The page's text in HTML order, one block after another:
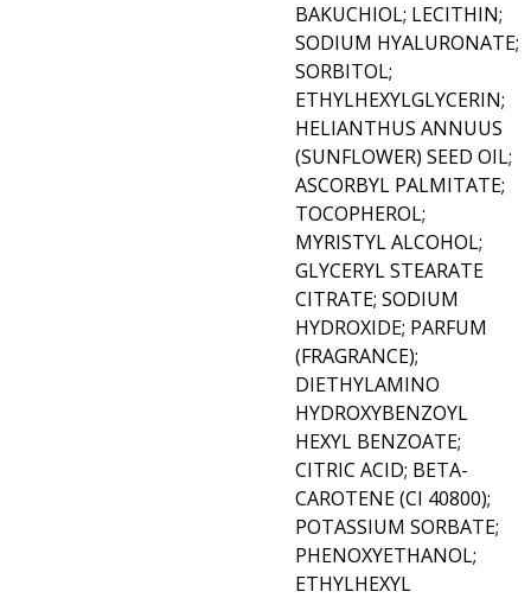
BAKUCHIOL; LECITHIN;
SODIUM HYALURONATE;
SORBITOL;
ETHYLHEXYLGLYCERIN;
HELIANTHUS ANNUUS
(SUNFLOWER) SEED OIL;
ASCORBYL PALMITATE;
TOCOPHEROL;
MYRISTYL ALCOHOL;
GLYCERYL STEARATE
CITRATE; SODIUM
HYDROXIDE; PARFUM
(FRAGRANCE);
DIETHYLAMINO
HYDROXYBENZOYL
HEXYL BENZOATE;
CITRIC ACID; BETA-
CAROTENE (CI 40800);
POTASSIUM SORBATE;
PHENOXYETHANOL;
ETHYLHEXYL